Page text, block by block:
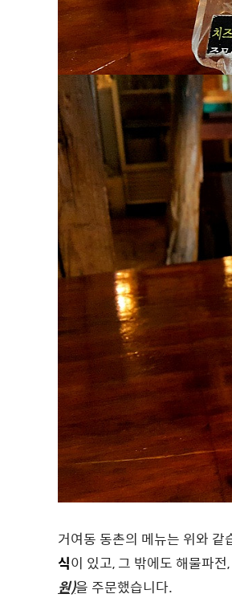
거여동 동촌의 메뉴는 위와 같
식이 있고, 그 밖에도 해물파
원)을 주문했습니다.